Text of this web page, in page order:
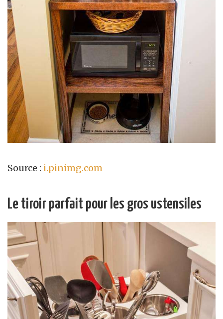
Source : i.pinimg.com
Le tiroir parfait pour les gros ustensiles